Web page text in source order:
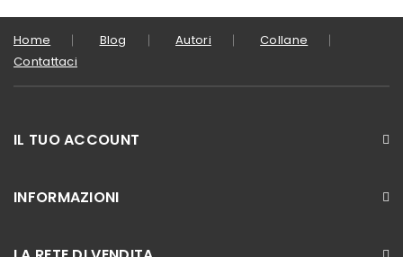
Home Blog Autori
Collane
Contattaci
IL TUO ACCOUNT
INFORMAZIONI